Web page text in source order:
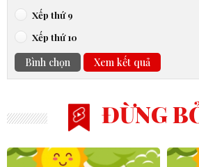
Xếp thứ 9
Xếp thứ 10
Bình chọn Xem kết quả
ĐỪNG